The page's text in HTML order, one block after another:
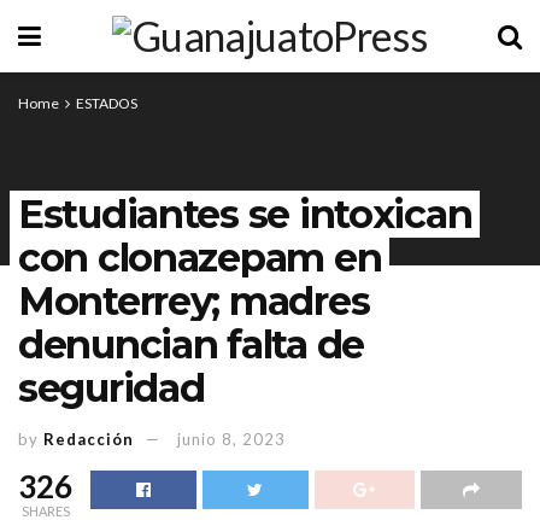
Home ESTADOS
Estudiantes se intoxican
con clonazepam en
Monterrey; madres
denuncian falta de
seguridad
by Redacción junio 8, 2023
326
SHARES